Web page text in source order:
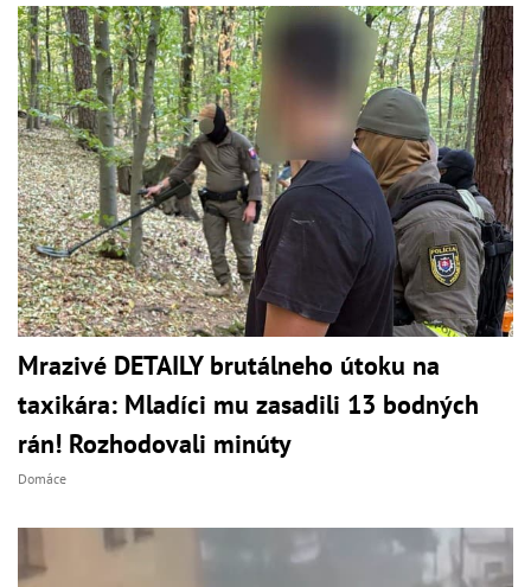
Mrazivé DETAILY brutálneho útoku na
taxikára: Mladíci mu zasadili 13 bodných
rán! Rozhodovali minúty
Domáce